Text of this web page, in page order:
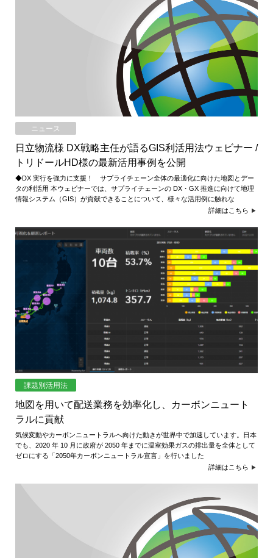
ニュース
日立物流様 DX戦略主任が語るGIS利活用法ウェビナー /
トリドールHD様の最新活用事例を公開
◆DX 実行を強力に支援！ サプライチェーン全体の最適化に向けた地図とデー
タの利活用 本ウェビナーでは、サプライチェーンの DX・GX 推進に向けて地理
情報システム（GIS）が貢献できることについて、様々な活用例に触れな
詳細はこちら
課題別活用法
地図を用いて配送業務を効率化し、カーボンニュート
ラルに貢献
気候変動やカーボンニュートラルへ向けた動きが世界中で加速しています。日本
でも、2020 年 10 月に政府が 2050 年までに温室効果ガスの排出量を全体として
ゼロにする「2050年カーボンニュートラル宣言」を行いました
詳細はこちら